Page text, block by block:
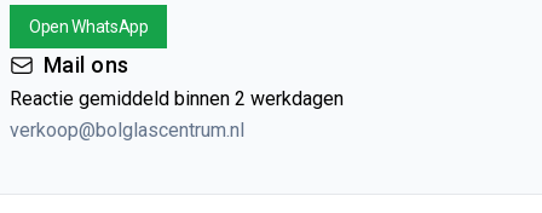
Open WhatsApp
Mail ons
Reactie gemiddeld binnen 2 werkdagen
verkoop@bolglascentrum.nl